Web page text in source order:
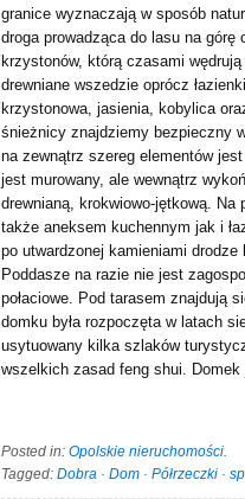
granice wyznaczają w sposób
droga prowadząca do lasu na
krzystonów, którą czasami
drewniane wszedzie oprócz
krzystonowa, jasienia, kobylica
śnieżnicy znajdziemy bezpieczny
na zewnątrz szereg elementów
jest murowany, ale wewnątrz
drewnianą, krokwiowo-jętkową.
także aneksem kuchennym jak i
po utwardzonej kamieniami
Poddasze na razie nie jest
połaciowe. Pod tarasem znajdują
domku była rozpoczęta w latach
usytuowany kilka szlaków
wszelkich zasad feng shui. Domek
Posted in: Opolskie nieruchomości.
Tagged: Dobra · Dom · Półrzeczki ·